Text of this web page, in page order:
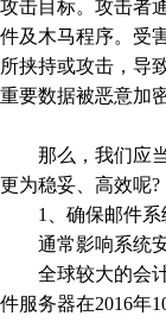
攻击目标。攻击者
件及木马程序。受
所挟持或攻击，导
重要数据被恶意加
那么，我们应当
更为稳妥、高效呢?
1、确保邮件系
通常影响系统安
全球较大的会计
件服务器在2016年